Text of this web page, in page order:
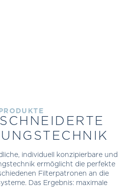
individuell konzipierbare und
ermöglicht die perfekte
Filterpatronen an die
Das Ergebnis: maximale